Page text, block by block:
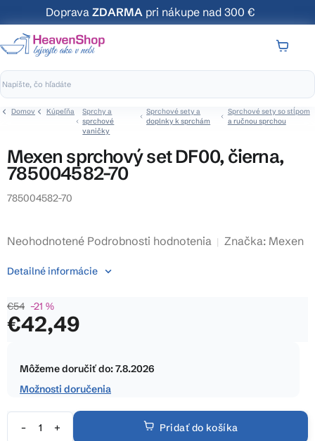
na
obsah
Doprava ZDARMA pri nákupe nad 300 €
KOŠÍK
Domov Kúpeľňa
Sprchy a
sprchové
vaničky
Sprchové sety a
doplnky k sprchám
Sprchové sety so stĺpom
a ručnou sprchou
Mexen sprchový set DF00, čierna,
785004582-70
785004582-70
Priemerné
produktu
0,0
z
Neohodnotené Podrobnosti hodnotenia Značka: Mexen
€54 –21 %
€42,49
cena:
Môžeme doručiť do:7.8.2026
Možnosti doručenia
Pridať do košíka
Detailné informácie